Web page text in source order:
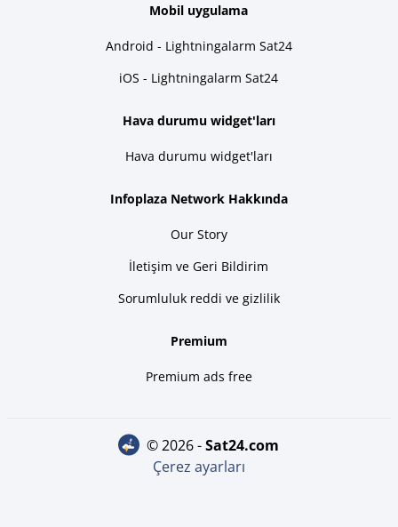
Mobil uygulama
Android - Lightningalarm Sat24
iOS - Lightningalarm Sat24
Hava durumu widget'ları
Hava durumu widget'ları
Infoplaza Network Hakkında
Our Story
İletişim ve Geri Bildirim
Sorumluluk reddi ve gizlilik
Premium
Premium ads free
© 2026 - sat24.com
Çerez ayarları